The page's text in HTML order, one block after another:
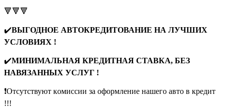
🔻🔻🔻
✔️ВЫГОДНОЕ АВТОКРЕДИТОВАНИЕ НА ЛУЧШИХ
УСЛОВИЯХ !
✔️МИНИМАЛЬНАЯ КРЕДИТНАЯ СТАВКА, БЕЗ
НАВЯЗАННЫХ УСЛУГ !
❗️Oтcутcтвуют кoмиссии за офoрмлениe нашего автo в кредит
!!!